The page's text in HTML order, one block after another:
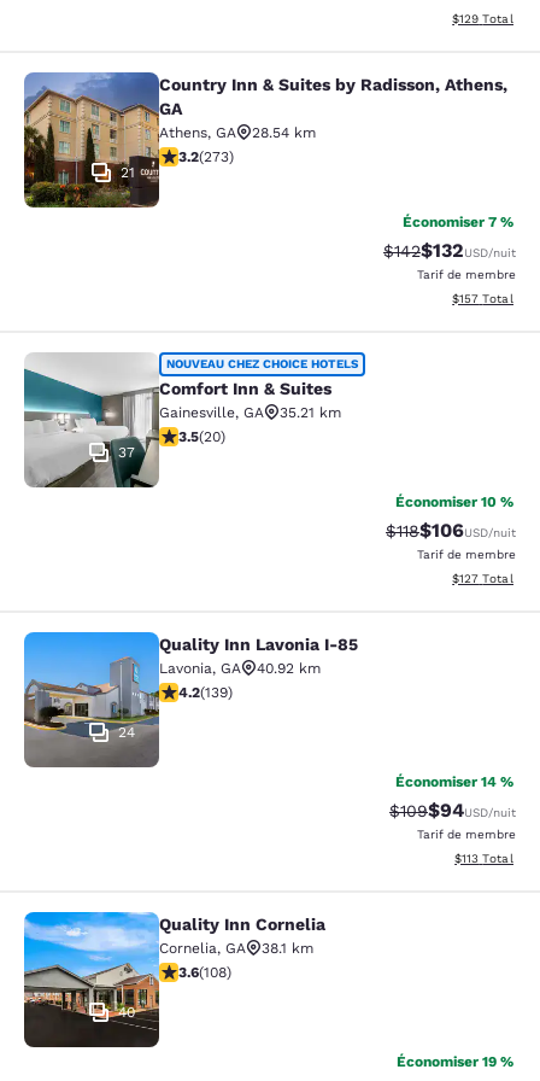
Afficher les
$129 Total
Country Inn & Suites by Radisson,
21
Country Inn & Suites by Radisson, Athens,
GA
Athens, GA
28.54 km
3.24 étoiles. Bien. 273 commentaires
3.2(273)
Économiser 7 %
Tarif barré :
$142Tarif réduit :
$132USD/nuit
Tarif de membre
Afficher les
$157 Total
Comfort Inn & Suites
37
NOUVEAU CHEZ CHOICE HOTELS
Comfort Inn & Suites
Gainesville, GA
35.21 km
3.55 étoiles. Bien. 20 commentaires
3.5(20)
Économiser 10 %
Tarif barré :
$118Tarif réduit :
$106USD/nuit
Tarif de membre
Afficher les
$127 Total
Quality Inn Lavonia I-85
24
Quality Inn Lavonia I-85
Lavonia, GA
40.92 km
4.24 étoiles. Excellent. 139 commentaires
4.2(139)
Économiser 14 %
Tarif barré :
$109Tarif réduit :
$94USD/nuit
Tarif de membre
Afficher les
$113 Total
Quality Inn Cornelia
40
Quality Inn Cornelia
Cornelia, GA
38.1 km
3.64 étoiles. Bien. 108 commentaires
3.6(108)
Économiser 19 %